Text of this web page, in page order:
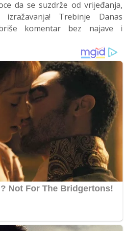
da se suzdrže od vrijeđanja,
Trebinje Danas
komentar bez najave i